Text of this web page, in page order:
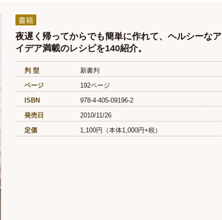
書籍
夜遅く帰ってからでも簡単に作れて、ヘルシーなア
イデア満載のレシピを140紹介。
判 型
新書判
ページ
192ページ
ISBN
978-4-405-09196-2
発売日
2010/11/26
定価
1,100円（本体1,000円+税）